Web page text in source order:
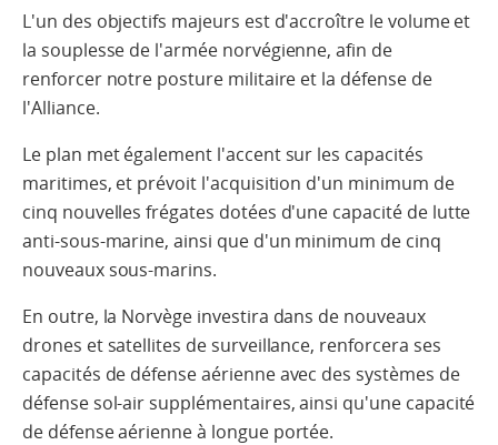
L'un des objectifs majeurs est d'accroître le volume et
la souplesse de l'armée norvégienne, afin de
renforcer notre posture militaire et la défense de
l'Alliance.
Le plan met également l'accent sur les capacités
maritimes, et prévoit l'acquisition d'un minimum de
cinq nouvelles frégates dotées d'une capacité de lutte
anti-sous-marine, ainsi que d'un minimum de cinq
nouveaux sous-marins.
En outre, la Norvège investira dans de nouveaux
drones et satellites de surveillance, renforcera ses
capacités de défense aérienne avec des systèmes de
défense sol-air supplémentaires, ainsi qu'une capacité
de défense aérienne à longue portée.